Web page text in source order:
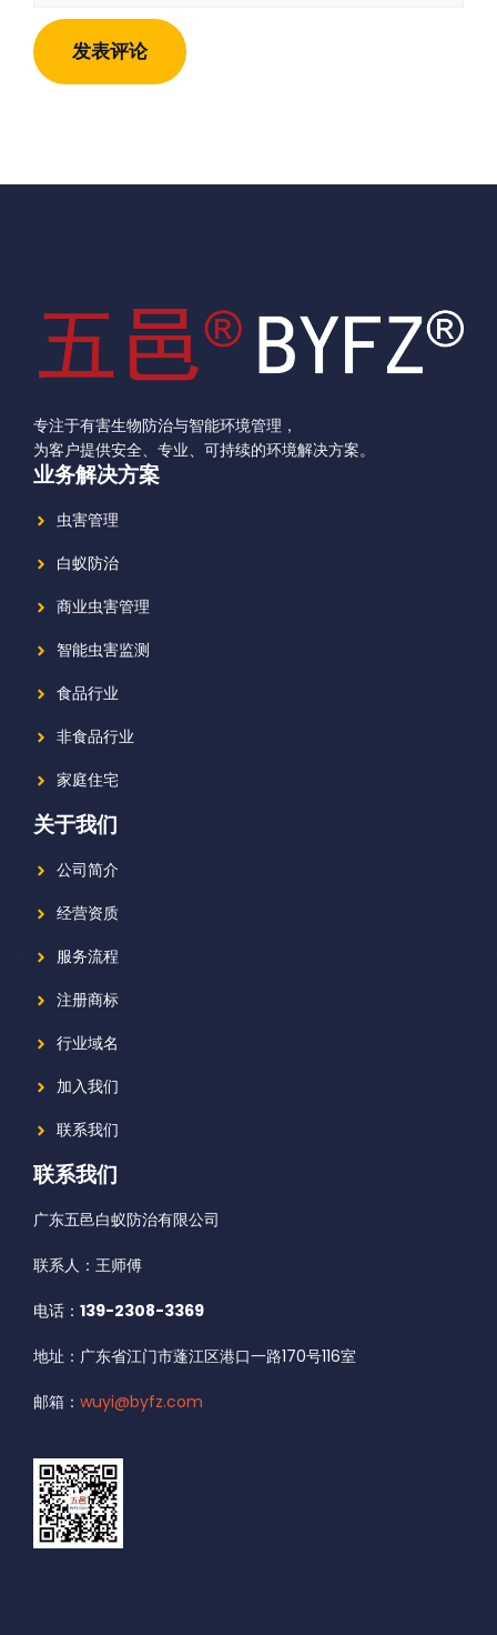
址
地
址
专注于有害生物防治与智能环境管理，
为客户提供安全、专业、可持续的环境解决方案。
业务解决方案
虫害管理
白蚁防治
商业虫害管理
智能虫害监测
食品行业
非食品行业
家庭住宅
关于我们
公司简介
经营资质
服务流程
注册商标
行业域名
加入我们
联系我们
联系我们
广东五邑白蚁防治有限公司
联系人：王师傅
电话： 139-2308-3369
地址：广东省江门市蓬江区港口一路170号116室
邮箱： wuyi@byfz.com